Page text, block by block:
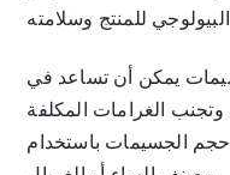
يمكن أن تساعد في
وتجنب الغرامات المكلفة
الجسيمات باستخدام